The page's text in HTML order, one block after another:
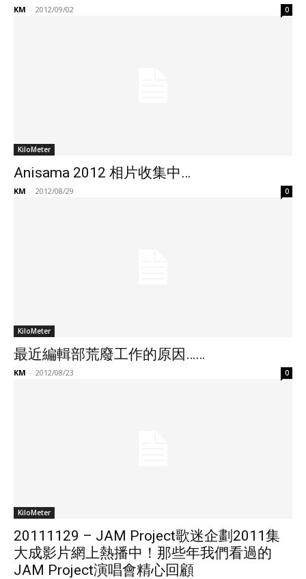
KM - 2012/09/02 0
KiloMeter
Anisama 2012 相片收集中…
KM - 2012/08/29 0
KiloMeter
最近編輯部荒廢工作的原因……
KM - 2012/08/23 0
KiloMeter
20111129 – JAM Project歌迷企劃2011集
大成影片網上熱播中！那些年我們看過的
JAM Project演唱會精心回顧